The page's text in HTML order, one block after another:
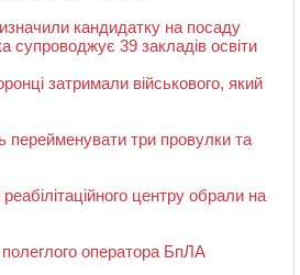
кандидатку на посаду
супроводжує 39 закладів освіти
затримали військового, який
перейменувати три провулки та
центру обрали на
оператора БпЛА